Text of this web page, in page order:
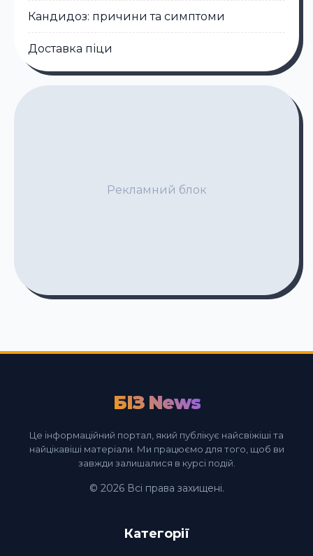
Кандидоз: причини та симптоми
Доставка піци
Рекламний блок
БІЗ News
Це інформаційний портал, який публікує найсвіжіші та
найцікавіші матеріали. Ми працюємо для того, щоб ви
завжди залишалися в курсі подій.
© 2026 Всі права захищені.
Категорії